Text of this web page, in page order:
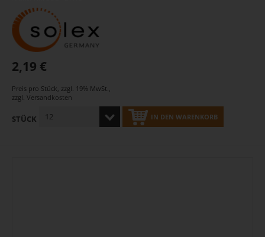
2,19 €
Preis pro Stück zzgl. 19% MwSt.
zzgl. Versandkosten
STÜCK IN DEN WARENKORB